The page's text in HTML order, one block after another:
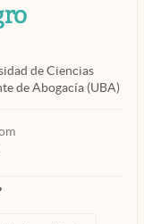
de Ciencias
de Abogacía (UBA)